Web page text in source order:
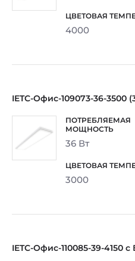
4000
IETC-Офис-109073-36-3500
36 Вт
3000
IETC-Офис-110085-39-4150